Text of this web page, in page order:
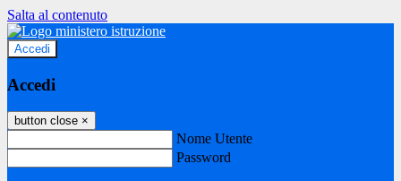
Salta al contenuto
Accedi
Accedi
button close ×
Nome Utente
Password